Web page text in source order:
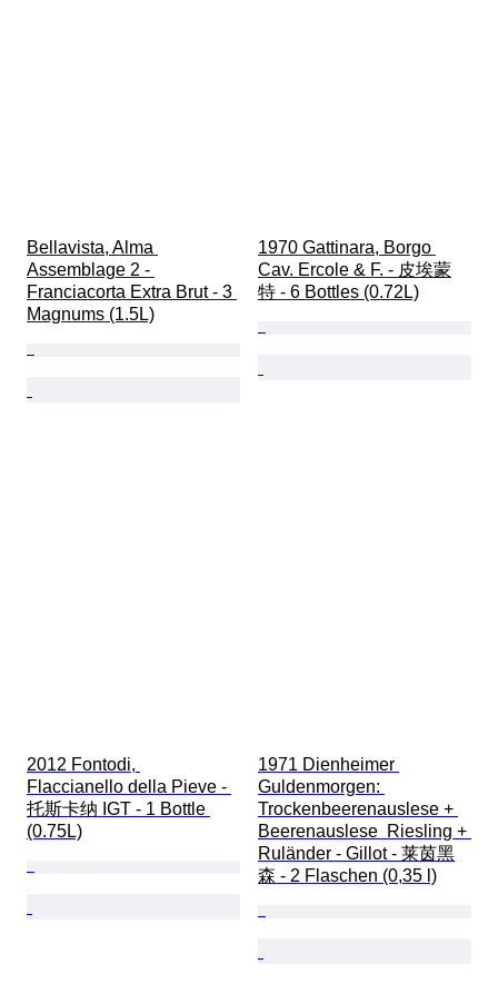
Bellavista, Alma
Assemblage 2 -
Franciacorta Extra Brut - 3
Magnums (1.5L)
1970 Gattinara, Borgo
Cav. Ercole & F. - 皮埃蒙
特 - 6 Bottles (0.72L)
2012 Fontodi,
Flaccianello della Pieve -
托斯卡纳 IGT - 1 Bottle
(0.75L)
1971 Dienheimer
Guldenmorgen:
Trockenbeerenauslese +
Beerenauslese  Riesling +
Ruländer - Gillot - 莱茵黑
森 - 2 Flaschen (0,35 l)